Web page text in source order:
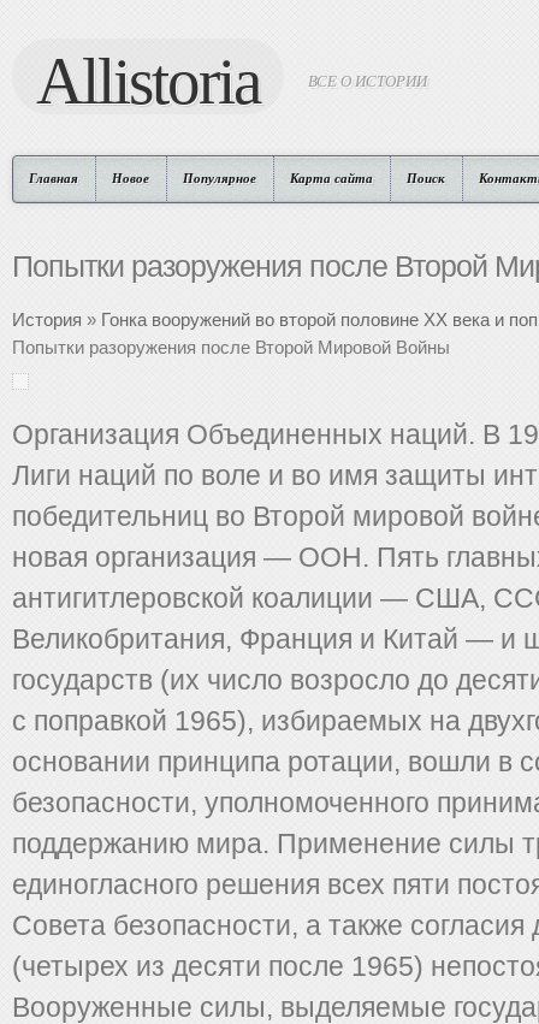
Allistoria ВСЕ О ИСТОРИИ
Главная Новое Популярное Карта сайта Поиск
Попытки разоружения после Второй
История » Гонка вооружений во второй половине XX века и
Попытки разоружения после Второй Мировой Войны
Организация Объединенных наций. В
Лиги наций по воле и во имя защиты
победительниц во Второй мировой
новая организация — ООН. Пять
антигитлеровской коалиции — США,
Великобритания, Франция и Китай — и
государств (их число возросло до
с поправкой 1965), избираемых на
основании принципа ротации, вошли в
безопасности, уполномоченного
поддержанию мира. Применение силы
единогласного решения всех пяти
Совета безопасности, а также согласия
(четырех из десяти после 1965)
Вооруженные силы, выделяемые